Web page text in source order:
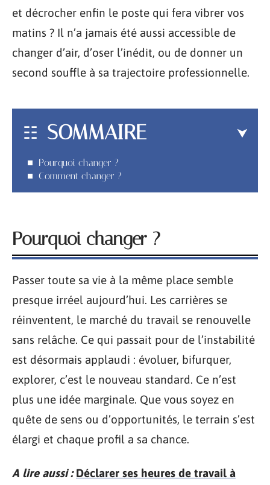
et décrocher enfin le poste qui fera vibrer vos
matins ? Il n’a jamais été aussi accessible de
changer d’air, d’oser l’inédit, ou de donner un
second souffle à sa trajectoire professionnelle.
SOMMAIRE
Pourquoi changer ?
Comment changer ?
Pourquoi changer ?
Passer toute sa vie à la même place semble
presque irréel aujourd’hui. Les carrières se
réinventent, le marché du travail se renouvelle
sans relâche. Ce qui passait pour de l’instabilité
est désormais applaudi : évoluer, bifurquer,
explorer, c’est le nouveau standard. Ce n’est
plus une idée marginale. Que vous soyez en
quête de sens ou d’opportunités, le terrain s’est
élargi et chaque profil a sa chance.
A lire aussi : Déclarer ses heures de travail à